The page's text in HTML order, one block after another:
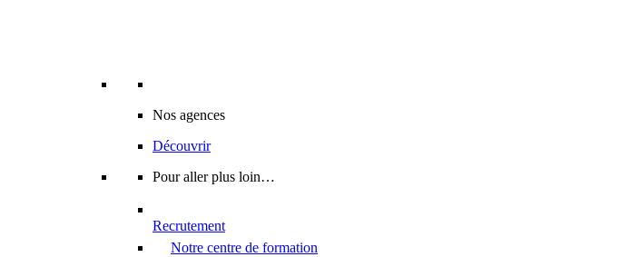
Nos agences
Découvrir
Pour aller plus loin…
Recrutement
Notre centre de formation